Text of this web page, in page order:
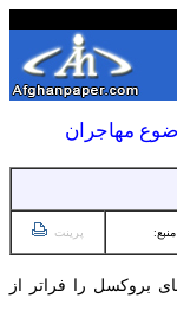
مهاجران
منبع: پرینت
بروکسل را فراتر از